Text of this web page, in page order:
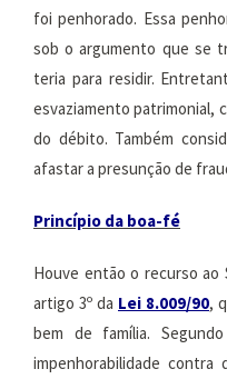
foi penhorado. Essa
sob o argumento que se
teria para residir.
esvaziamento patrimonial,
do débito. Também
afastar a presunção de
Princípio da boa-fé
Houve então o recurso ao
artigo 3º da Lei 8.009/90,
bem de família.
impenhorabilidade